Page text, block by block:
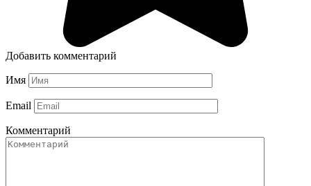
Добавить комментарий
Имя
Email
Комментарий